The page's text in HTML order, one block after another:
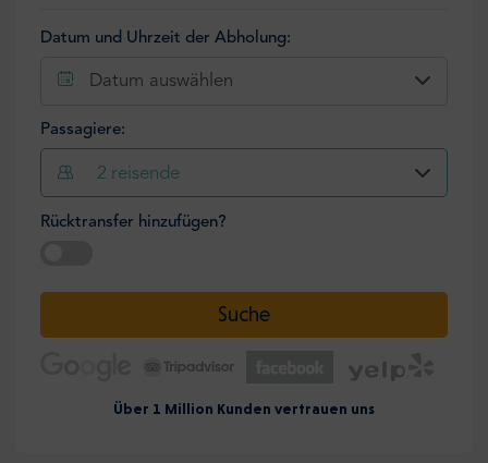
Datum und Uhrzeit der Abholung:
Datum auswählen
Passagiere:
2 reisende
Rücktransfer hinzufügen?
Suche
Über 1 Million Kunden vertrauen uns